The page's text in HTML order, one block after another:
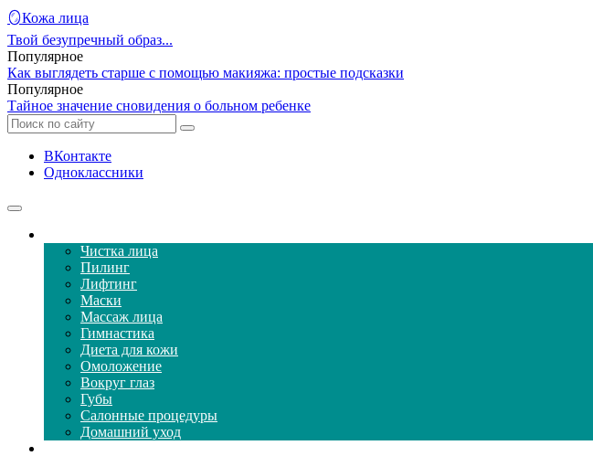
🪞Кожа лица
Твой безупречный образ...
Популярное
Как выглядеть старше с помощью макияжа: простые подсказки
Популярное
Тайное значение сновидения о больном ребенке
ВКонтакте
Одноклассники
Чистка лица
Пилинг
Лифтинг
Маски
Массаж лица
Гимнастика
Диета для кожи
Омоложение
Вокруг глаз
Губы
Салонные процедуры
Домашний уход